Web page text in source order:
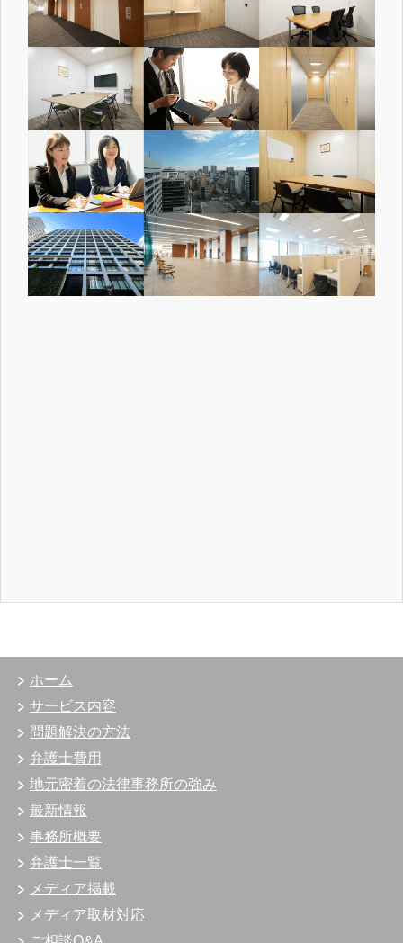
ホーム
サービス内容
問題解決の方法
弁護士費用
地元密着の法律事務所の強み
最新情報
事務所概要
弁護士一覧
メディア掲載
メディア取材対応